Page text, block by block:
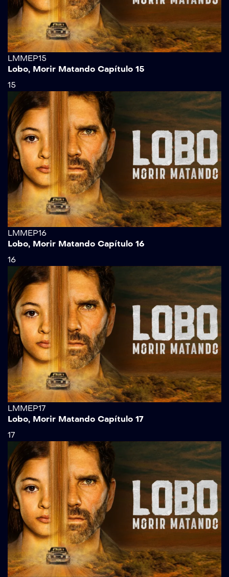
LMMEP15
Lobo, Morir Matando Capítulo 15
15
LMMEP16
Lobo, Morir Matando Capítulo 16
16
LMMEP17
Lobo, Morir Matando Capítulo 17
17